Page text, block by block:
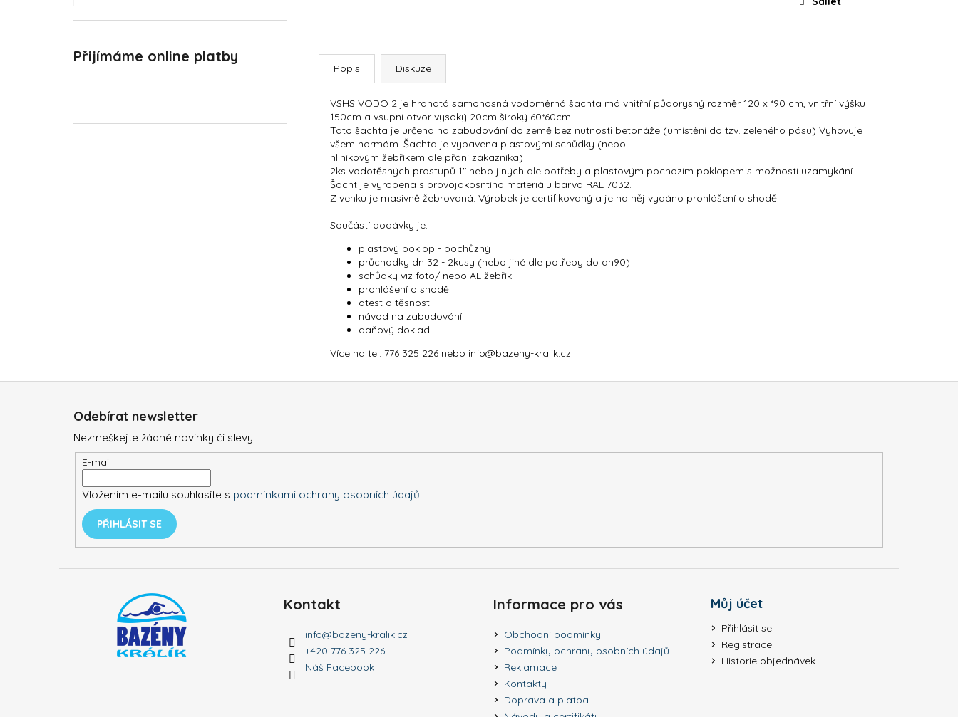
Přijímáme online platby
Popis Diskuze
VSHS VODO 2 je hranatá samonosná vodoměrná šachta má vnitřní půdorysný rozměr 120 x *90 cm, vnitřní výšku
150cm a vsupní otvor vysoký 20cm široký 60*60cm
Tato šachta je určena na zabudování do země bez nutnosti betonáže (umístění do tzv. zeleného pásu) Vyhovuje
všem normám. Šachta je vybavena plastovými schůdky (nebo
hliníkovým žebříkem dle přání zákazníka)
2ks vodotěsných prostupů 1" nebo jiných dle potřeby a plastovým pochozím poklopem s možností uzamykání.
Šacht je vyrobena s provojakosntího materiálu barva RAL 7032.
Z venku je masivně žebrovaná. Výrobek je certifikovaný a je na něj vydáno prohlášení o shodě.
Součástí dodávky je:
plastový poklop - pochůzný
průchodky dn 32 - 2kusy (nebo jiné dle potřeby do dn90)
schůdky viz foto/ nebo AL žebřík
prohlášení o shodě
atest o těsnosti
návod na zabudování
daňový doklad
Více na tel. 776 325 226 nebo info@bazeny-kralik.cz
Odebírat newsletter
Nezmeškejte žádné novinky či slevy!
E-mail
Vložením e-mailu souhlasíte s podmínkami ochrany osobních údajů
PŘIHLÁSIT SE
Kontakt
info@bazeny-kralik.cz
+420 776 325 226
Náš Facebook
Informace pro vás
Obchodní podmínky
Podmínky ochrany osobních údajů
Reklamace
Kontakty
Doprava a platba
Můj účet
Přihlásit se
Registrace
Historie objednávek